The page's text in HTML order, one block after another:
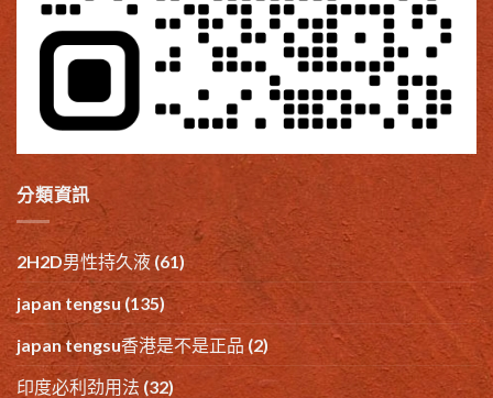
分類資訊
2H2D男性持久液 (61)
japan tengsu(135)
japan tengsu香港是不是正品 (2)
印度必利劲用法 (32)